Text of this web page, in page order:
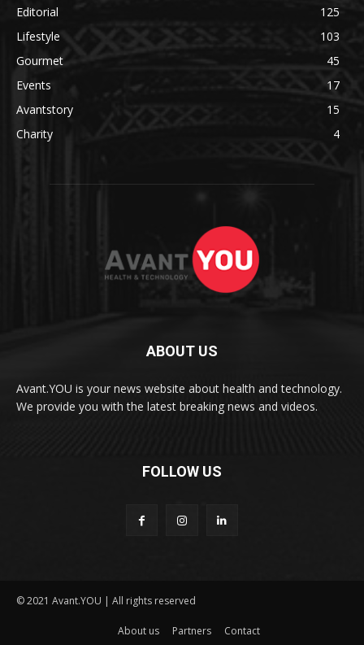
Editorial
125
Lifestyle
103
Gourmet
45
Events
17
Avantstory
15
Charity
4
ABOUT US
Avant.YOU is your news website about health and technology.
We provide you with the latest breaking news and videos.
FOLLOW US
© 2021 Avant.YOU | All rights reserved
About us Partners Contact